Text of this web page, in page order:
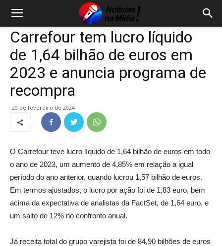
Carrefour tem lucro líquido
de 1,64 bilhão de euros em
2023 e anuncia programa de
recompra
20 de fevereiro de 2024
O Carrefour teve lucro líquido de 1,64 bilhão de euros em todo
o ano de 2023, um aumento de 4,85% em relação a igual
período do ano anterior, quando lucrou 1,57 bilhão de euros.
Em termos ajustados, o lucro por ação foi de 1,83 euro, bem
acima da expectativa de analistas da FactSet, de 1,64 euro, e
um salto de 12% no confronto anual.
Já receita total do grupo varejista foi de 84,90 bilhões de euros